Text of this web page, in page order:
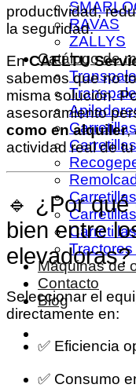
RAVAS
ZALLYS
Catálogo de
Máquinas de
Contacto
Blog
productividad,
la seguridad.
EnCAELTU
sabemos que no
misma solución.
asesoramiento
como en alquiler,
actividad real de
🔹 ¿Por
bien entre
elevadoras?
Seleccionar el
directamente en:
✅ Eficiencia
✅ Consumo